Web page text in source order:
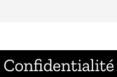
Confidentialité